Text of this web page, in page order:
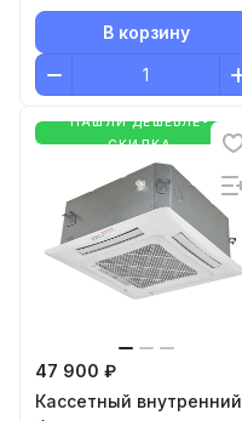
В корзину
НАШЛИ ДЕШЕВЛЕ-
СКИДКА
47 900 ₽
Кассетный внутренний